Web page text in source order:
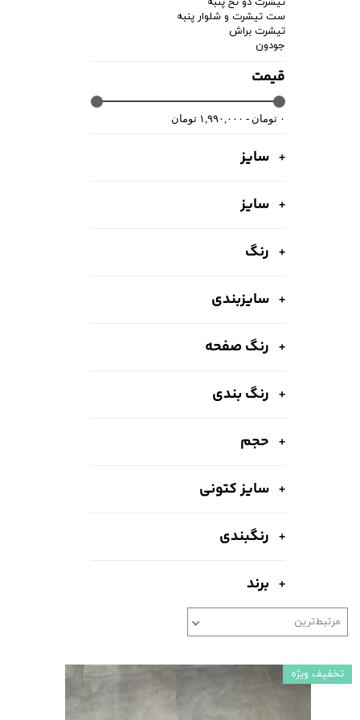
ست تیشرت و شلوار پنبه
تیشرت براش
جودون
قیمت
۰ تومان - ۱,۹۹۰,۰۰۰ تومان
سایز
سایز
رنگ
سایزبندی
رنگ صفحه
رنگ بندی
حجم
سایز کتونی
رنگبندی
برند
مرتبط‌ترین
تخفیف ویژه